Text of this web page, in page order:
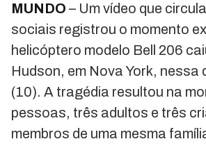
MUNDO – Um vídeo que
sociais registrou o momento
helicóptero modelo Bell 206
Hudson, em Nova York, nessa
(10). A tragédia resultou na
pessoas, três adultos e três
membros de uma mesma